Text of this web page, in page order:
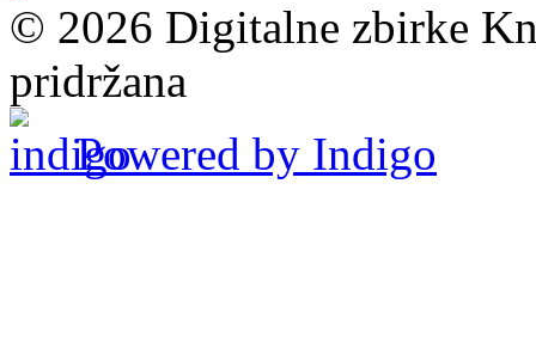
© 2026 Digitalne zbirke
pridržana
Powered by Indigo